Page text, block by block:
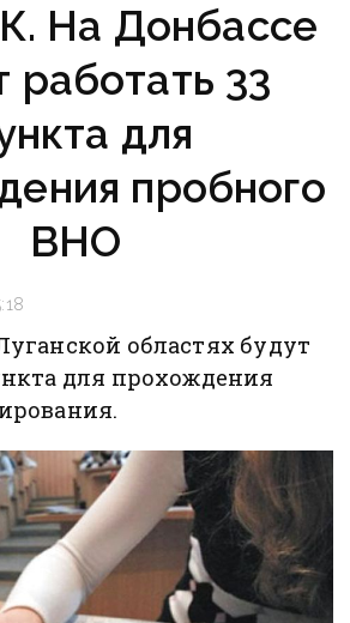
На Донбассе
работать 33
для
пробного
ВНО
областях будут
для прохождения